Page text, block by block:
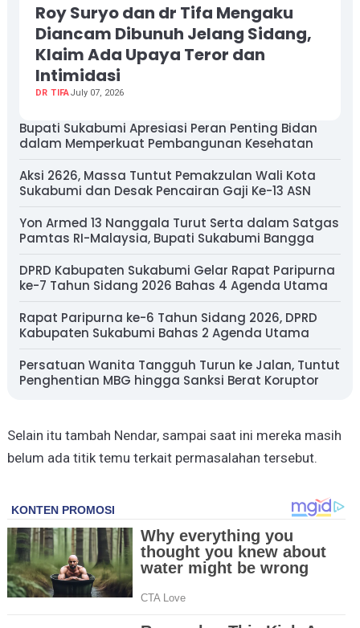
Roy Suryo dan dr Tifa Mengaku
Diancam Dibunuh Jelang Sidang,
Klaim Ada Upaya Teror dan
Intimidasi
DR TIFAJuly 07, 2026
Bupati Sukabumi Apresiasi Peran Penting Bidan
dalam Memperkuat Pembangunan Kesehatan
Aksi 2626, Massa Tuntut Pemakzulan Wali Kota
Sukabumi dan Desak Pencairan Gaji Ke-13 ASN
Yon Armed 13 Nanggala Turut Serta dalam Satgas
Pamtas RI-Malaysia, Bupati Sukabumi Bangga
DPRD Kabupaten Sukabumi Gelar Rapat Paripurna
ke-7 Tahun Sidang 2026 Bahas 4 Agenda Utama
Rapat Paripurna ke-6 Tahun Sidang 2026, DPRD
Kabupaten Sukabumi Bahas 2 Agenda Utama
Persatuan Wanita Tangguh Turun ke Jalan, Tuntut
Penghentian MBG hingga Sanksi Berat Koruptor
Selain itu tambah Nendar, sampai saat ini mereka masih
belum ada titik temu terkait permasalahan tersebut.